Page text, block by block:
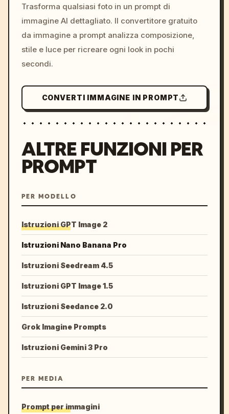
colors, 8k --v 6.0
Trasforma qualsiasi foto in un prompt di
immagine AI dettagliato. Il convertitore gratuito
da immagine a prompt analizza composizione,
stile e luce per ricreare ogni look in pochi
secondi.
CONVERTI IMMAGINE IN PROMPT
ALTRE FUNZIONI PER
PROMPT
PER MODELLO
Istruzioni GPT Image 2
Istruzioni Nano Banana Pro
Istruzioni Seedream 4.5
Istruzioni GPT Image 1.5
Istruzioni Seedance 2.0
Grok Imagine Prompts
Istruzioni Gemini 3 Pro
PER MEDIA
Prompt per immagini